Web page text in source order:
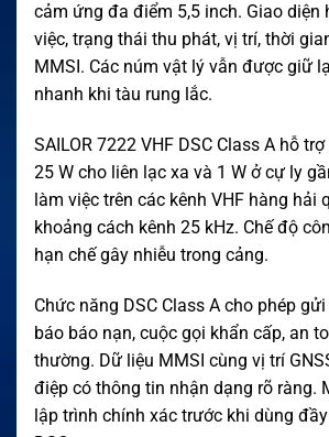
cảm ứng đa điểm 5,5 inch. Giao diện
việc, trạng thái thu phát, vị trí, thời
MMSI. Các núm vật lý vẫn được giữ
nhanh khi tàu rung lắc.
SAILOR 7222 VHF DSC Class A hỗ
25 W cho liên lạc xa và 1 W ở cự ly
làm việc trên các kênh VHF hàng hải
khoảng cách kênh 25 kHz. Chế độ
hạn chế gây nhiễu trong cảng.
Chức năng DSC Class A cho phép
báo báo nạn, cuộc gọi khẩn cấp, an
thường. Dữ liệu MMSI cùng vị trí
điệp có thông tin nhận dạng rõ ràng.
lập trình chính xác trước khi dùng